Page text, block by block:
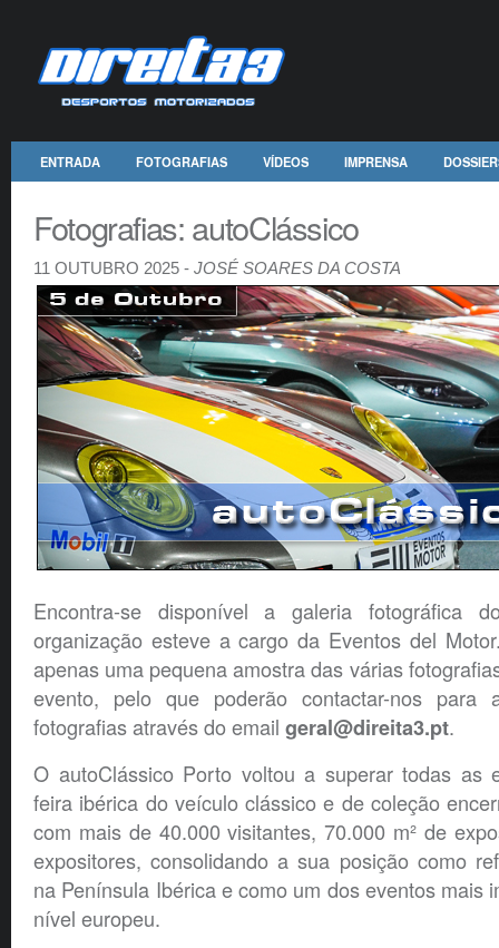
ENTRADA FOTOGRAFIAS VÍDEOS IMPRENSA
Fotografias: autoClássico
11 OUTUBRO 2025 - JOSÉ SOARES DA COSTA
Encontra-se disponível a galeria fotográfica
organização esteve a cargo da Eventos del
apenas uma pequena amostra das várias
evento, pelo que poderão contactar-nos para
fotografias através do email geral@direita3.pt.
O autoClássico Porto voltou a superar todas as
feira ibérica do veículo clássico e de coleção
com mais de 40.000 visitantes, 70.000 m² de
expositores, consolidando a sua posição como
na Península Ibérica e como um dos eventos mais
nível europeu.